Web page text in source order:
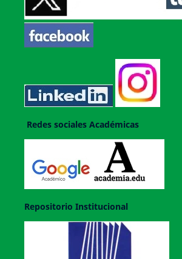
Redes sociales Académicas
Repositorio Institucional